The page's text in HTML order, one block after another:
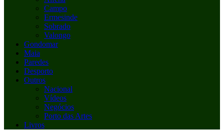
Campo
Ermesinde
Sobrado
Valongo
Gondomar
Maia
Paredes
Desporto
Outros
Nacional
Vídeos
Negócios
Porto das Artes
Livros